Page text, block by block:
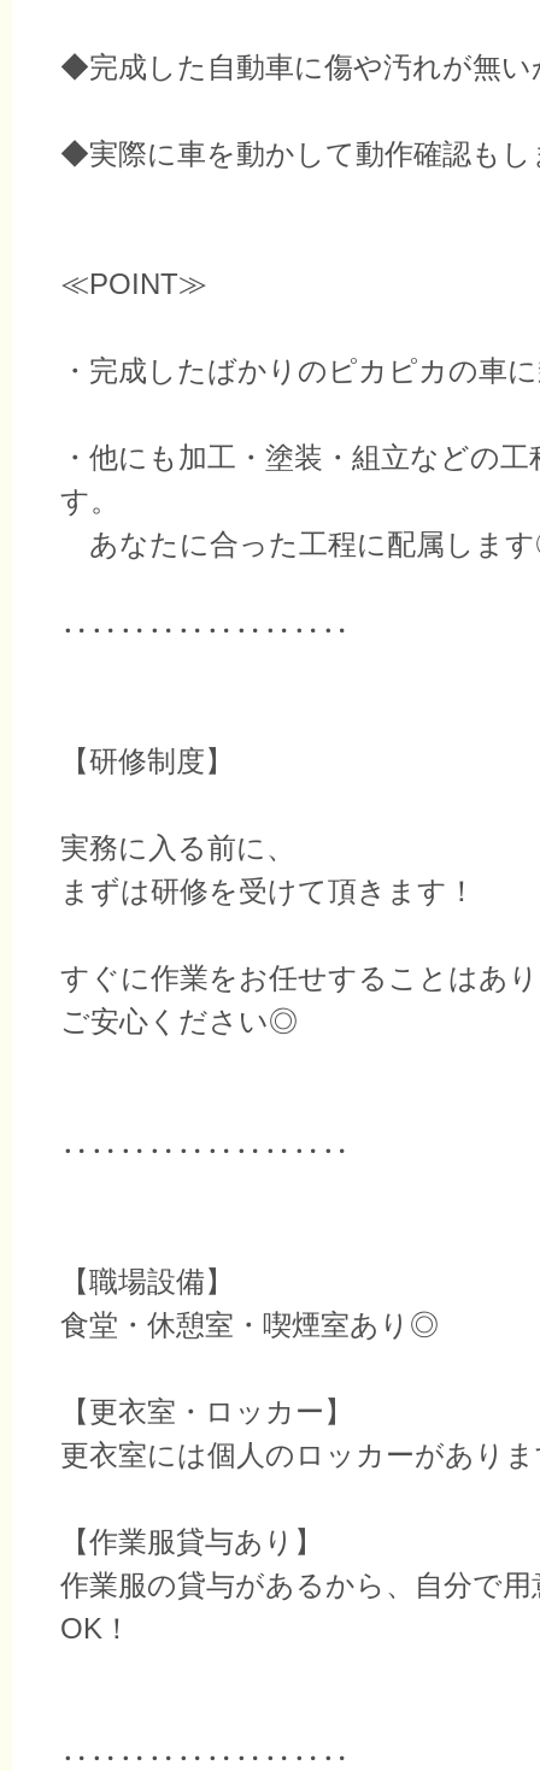
◆完成した自動車に傷や汚れが無
◆実際に車を動かして動作確認も
≪POINT≫
・完成したばかりのピカピカの車
・他にも加工・塗装・組立などの
す。
あなたに合った工程に配属しま
‥‥‥‥‥‥‥‥‥‥
【研修制度】
実務に入る前に、
まずは研修を受けて頂きます！
すぐに作業をお任せすることはあ
ご安心ください◎
‥‥‥‥‥‥‥‥‥‥
【職場設備】
食堂・休憩室・喫煙室あり◎
【更衣室・ロッカー】
更衣室には個人のロッカーがあり
【作業服貸与あり】
作業服の貸与があるから、自分で
OK！
‥‥‥‥‥‥‥‥‥‥